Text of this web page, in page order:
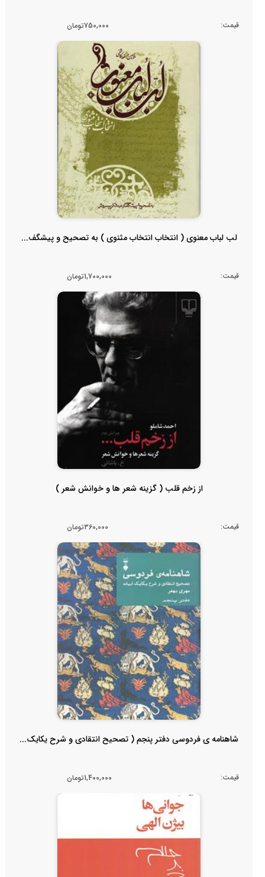
قیمت: 750,000تومان
لب لباب معنوی ( انتخاب انتخاب مثنوی ) به تصحیح و پیشگف...
قیمت: 1,700,000تومان
از زخم قلب ( گزینه شعر ها و خوانش شعر )
قیمت: 360,000تومان
شاهنامه ی فردوسی دفتر پنجم ( تصحیح انتقادی و شرح یکایک...
قیمت: 1,400,000تومان